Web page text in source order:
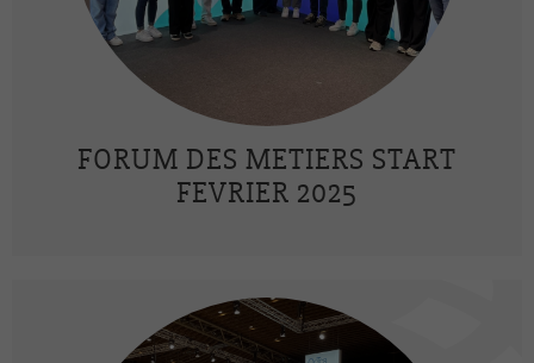
FORUM DES METIERS START
FEVRIER 2025